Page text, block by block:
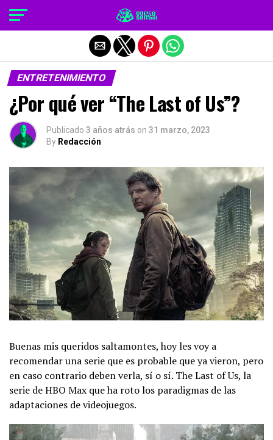
ENTRETENIMIENTO
¿Por qué ver “The Last of Us”?
Publicado 3 años atrás on 31 marzo, 2023
By Redacción
Buenas mis queridos saltamontes, hoy les voy a
recomendar una serie que es probable que ya vieron, pero
en caso contrario deben verla, sí o sí. The Last of Us, la
serie de HBO Max que ha roto los paradigmas de las
adaptaciones de videojuegos.
Salir de la versión móvil